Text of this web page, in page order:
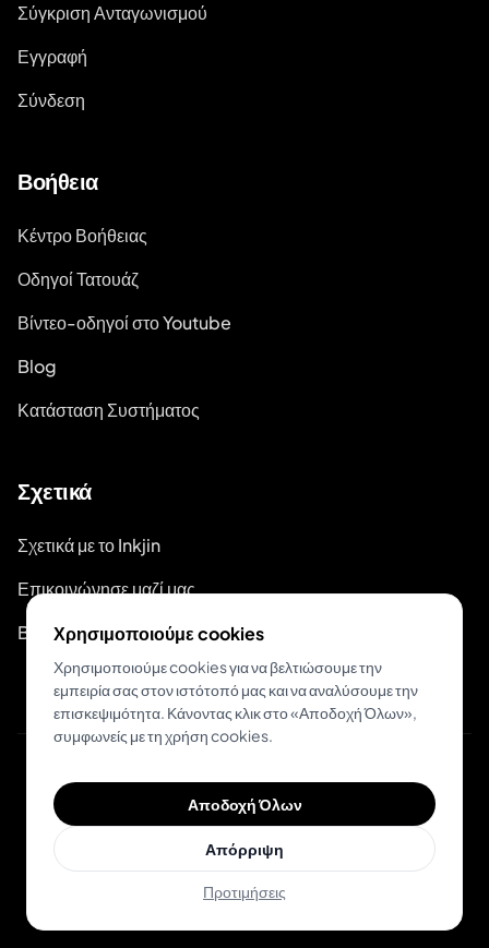
Σύγκριση Ανταγωνισμού
Εγγραφή
Σύνδεση
Βοήθεια
Κέντρο Βοήθειας
Οδηγοί Τατουάζ
Βίντεο-οδηγοί στο Youtube
Blog
Κατάσταση Συστήματος
Σχετικά
Σχετικά με το Inkjin
Επικοινώνησε μαζί μας
Branding Kit
© 2026 Inkjin
Πολιτική ΑπορρήτουΌροι Χρήσης
Χρησιμοποιούμε cookies
Χρησιμοποιούμε cookies για να βελτιώσουμε την
εμπειρία σας στον ιστότοπό μας και να αναλύσουμε την
επισκεψιμότητα. Κάνοντας κλικ στο «Αποδοχή Όλων»,
συμφωνείς με τη χρήση cookies.
Αποδοχή Όλων
Απόρριψη
Προτιμήσεις